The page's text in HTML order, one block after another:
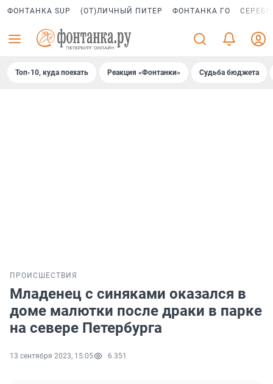
ФОНТАНКА SUP (ОТ)ЛИЧНЫЙ ПИТЕР ФОНТАНКА ГО
Топ-10, куда поехать Реакция «Фонтанки» Судьба бюджета
ПРОИСШЕСТВИЯ
Младенец с синяками оказался в
доме малютки после драки в парке
на севере Петербурга
13 сентября 2023, 15:05 6 351